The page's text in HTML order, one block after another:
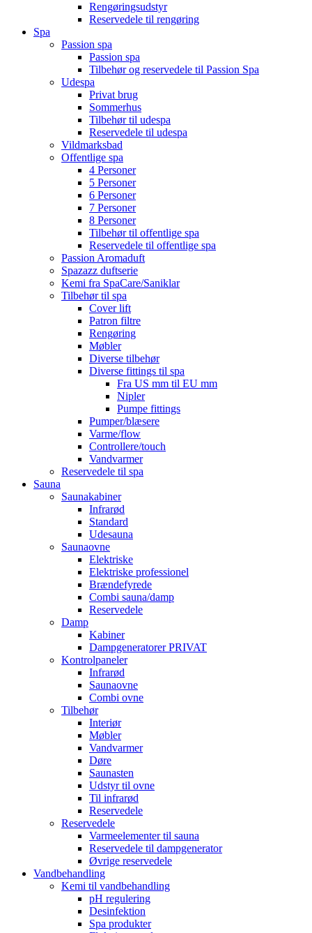
Rengøringsudstyr
Reservedele til rengøring
Spa
Passion spa
Passion spa
Tilbehør og reservedele til Passion Spa
Udespa
Privat brug
Sommerhus
Tilbehør til udespa
Reservedele til udespa
Vildmarksbad
Offentlige spa
4 Personer
5 Personer
6 Personer
7 Personer
8 Personer
Tilbehør til offentlige spa
Reservedele til offentlige spa
Passion Aromaduft
Spazazz duftserie
Kemi fra SpaCare/Saniklar
Tilbehør til spa
Cover lift
Patron filtre
Rengøring
Møbler
Diverse tilbehør
Diverse fittings til spa
Fra US mm til EU mm
Nipler
Pumpe fittings
Pumper/blæsere
Varme/flow
Controllere/touch
Vandvarmer
Reservedele til spa
Sauna
Saunakabiner
Infrarød
Standard
Udesauna
Saunaovne
Elektriske
Elektriske professionel
Brændefyrede
Combi sauna/damp
Reservedele
Damp
Kabiner
Dampgeneratorer PRIVAT
Kontrolpaneler
Infrarød
Saunaovne
Combi ovne
Tilbehør
Interiør
Møbler
Vandvarmer
Døre
Saunasten
Udstyr til ovne
Til infrarød
Reservedele
Reservedele
Varmeelementer til sauna
Reservedele til dampgenerator
Øvrige reservedele
Vandbehandling
Kemi til vandbehandling
pH regulering
Desinfektion
Spa produkter